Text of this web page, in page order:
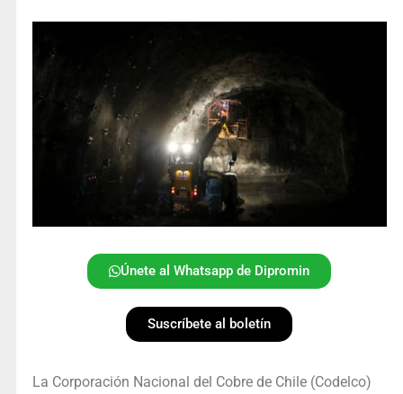
Únete al Whatsapp de Dipromin
Suscríbete al boletín
La Corporación Nacional del Cobre de Chile (Codelco)